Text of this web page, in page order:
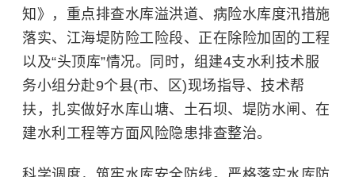
知》，重点排查水库溢洪道、病险水库度汛措施
落实、江海堤防险工险段、正在除险加固的工程
以及“头顶库”情况。同时，组建4支水利技术服
务小组分赴9个县(市、区)现场指导、技术帮
扶，扎实做好水库山塘、 土石坝、堤防水闸、在
建水利工程等方面风险隐患排查整治。